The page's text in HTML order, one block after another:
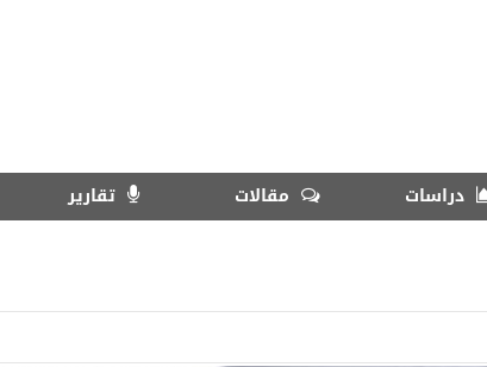
دراسات مقالات تقارير